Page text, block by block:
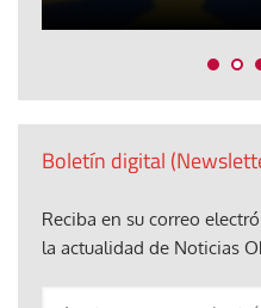
Boletín digital
Reciba en su correo
la actualidad de Noticias